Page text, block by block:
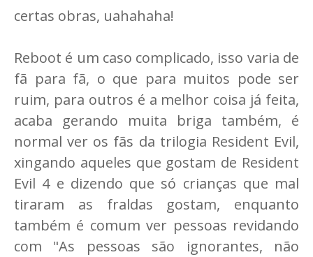
certas obras, uahahaha!
Reboot é um caso complicado, isso varia de
fã para fã, o que para muitos pode ser
ruim, para outros é a melhor coisa já feita,
acaba gerando muita briga também, é
normal ver os fãs da trilogia Resident Evil,
xingando aqueles que gostam de Resident
Evil 4 e dizendo que só crianças que mal
tiraram as fraldas gostam, enquanto
também é comum ver pessoas revidando
com "As pessoas são ignorantes, não